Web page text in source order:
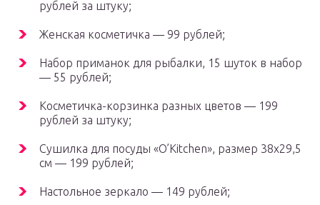
рублей за штуку;
Женская косметичка — 99 рублей;
Набор приманок для рыбалки, 15 шуток в набор
— 55 рублей;
Косметичка-корзинка разных цветов — 199
рублей за штуку;
Сушилка для посуды «O’Kitchen», размер 38х29,5
см — 199 рублей;
Настольное зеркало — 149 рублей;